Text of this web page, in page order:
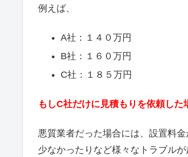
例えば、
A社：１４０万円
B社：１６０万円
C社：１８５万円
もしC社だけに見積もりを依頼した
悪質業者だった場合には、設置料
少なかったりなど様々なトラブルが